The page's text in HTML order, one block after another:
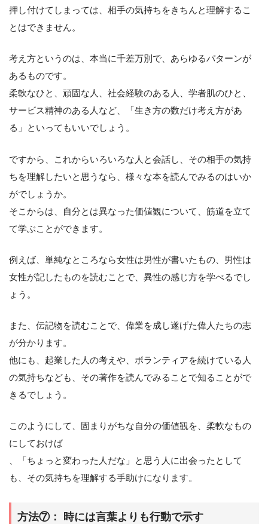
押し付けてしまっては、相手の気持ちをきちんと理解するこ
とはできません。
考え方というのは、本当に千差万別で、あらゆるパターンが
あるものです。
柔軟なひと、頑固な人、社会経験のある人、学者肌のひと、
サービス精神のある人など、「生き方の数だけ考え方があ
る」といってもいいでしょう。
ですから、これからいろいろな人と会話し、その相手の気持
ちを理解したいと思うなら、様々な本を読んでみるのはいか
がでしょうか。
そこからは、自分とは異なった価値観について、筋道を立て
て学ぶことができます。
例えば、単純なところなら女性は男性が書いたもの、男性は
女性が記したものを読むことで、異性の感じ方を学べるでし
ょう。
また、伝記物を読むことで、偉業を成し遂げた偉人たちの志
が分かります。
他にも、起業した人の考えや、ボランティアを続けている人
の気持ちなども、その著作を読んでみることで知ることがで
きるでしょう。
このようにして、固まりがちな自分の価値観を、柔軟なもの
にしておけば
、「ちょっと変わった人だな」と思う人に出会ったとして
も、その気持ちを理解する手助けになります。
方法⑦： 時には言葉よりも行動で示す